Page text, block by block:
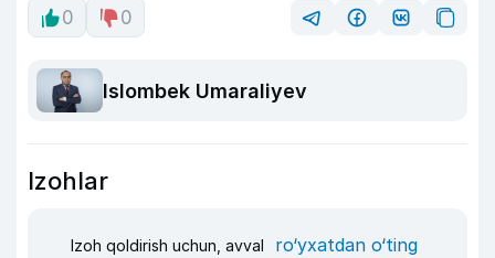
0 0
Islombek Umaraliyev
Izohlar
Izoh qoldirish uchun, avval ro‘yxatdan o‘ting